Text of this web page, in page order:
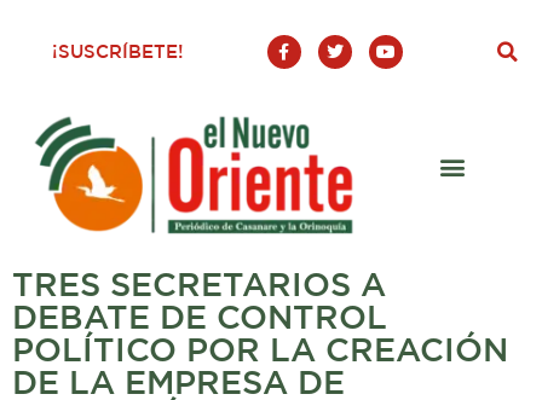
¡SUSCRÍBETE!
F
a
c
o
o
-
T
w
i
Y
o
u
TRES SECRETARIOS A
DEBATE DE CONTROL
POLÍTICO POR LA CREACIÓN
DE LA EMPRESA DE